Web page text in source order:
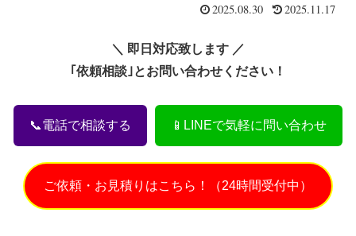
2025.08.30 2025.11.17
＼ 即日対応致します ／
｢依頼相談｣とお問い合わせください！
📞電話で相談する 📱LINEで気軽に問い合わせ
ご依頼・お見積りはこちら！（24時間受付中）